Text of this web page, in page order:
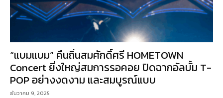
“แบมแบม” คืนถิ่นสมศักดิ์ศรี HOMETOWN
Concert ยิ่งใหญ่สมการรอคอย ปิดฉากอัลบั้ม T-
POP อย่างงดงาม และสมบูรณ์แบบ
ธันวาคม 9, 2025